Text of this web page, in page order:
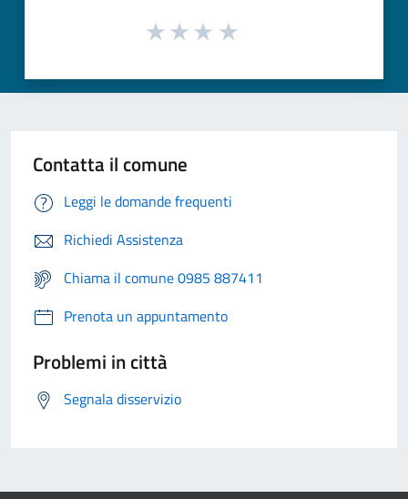
Contatta il comune
Leggi le domande frequenti
Richiedi Assistenza
Chiama il comune 0985 887411
Prenota un appuntamento
Problemi in città
Segnala disservizio